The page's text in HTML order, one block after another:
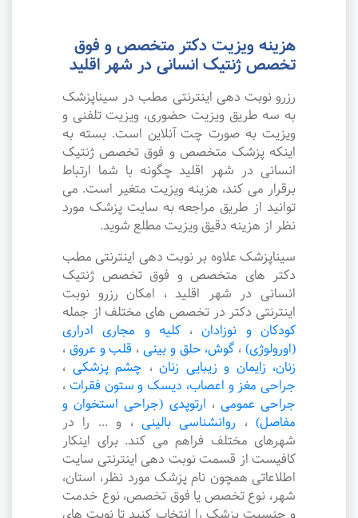
هزینه ویزیت دکتر متخصص و فوق
تخصص ژنتیک انسانی در شهر اقلید
رزرو نوبت دهی اینترنتی مطب در سیناپزشک
به سه طریق ویزیت حضوری، ویزیت تلفنی و
ویزیت به صورت چت آنلاین است. بسته به
اینکه پزشک متخصص و فوق تخصص ژنتیک
انسانی در شهر اقلید چگونه با شما ارتباط
برقرار می کند، هزینه ویزیت متغیر است. می
توانید از طریق مراجعه به سایت پزشک مورد
نظر از هزینه دقیق ویزیت مطلع شوید.
سیناپزشک علاوه بر نوبت دهی اینترنتی مطب
دکتر های متخصص و فوق تخصص ژنتیک
انسانی در شهر اقلید ، امکان رزرو نوبت
اینترنتی دکتر در تخصص های مختلف از جمله
کودکان و نوزادان ،کلیه و مجاری ادراری
(اورولوژی) ، گوش، حلق و بینی ، قلب و عروق ،
زنان، زایمان و زیبایی زنان ، چشم پزشکی ،
جراحی مغز و اعصاب، دیسک و ستون فقرات ،
جراحی عمومی ، ارتوپدی (جراحی استخوان و
مفاصل) ، روانشناسی بالینی ، و ... را در
شهرهای مختلف فراهم می کند. برای اینکار
کافیست از قسمت نوبت دهی اینترنتی سایت
اطلاعاتی همچون نام پزشک مورد نظر، استان،
شهر، نوع تخصص یا فوق تخصص، نوع خدمت
و جنسیت پزشک را انتخاب کنید تا نوبت های